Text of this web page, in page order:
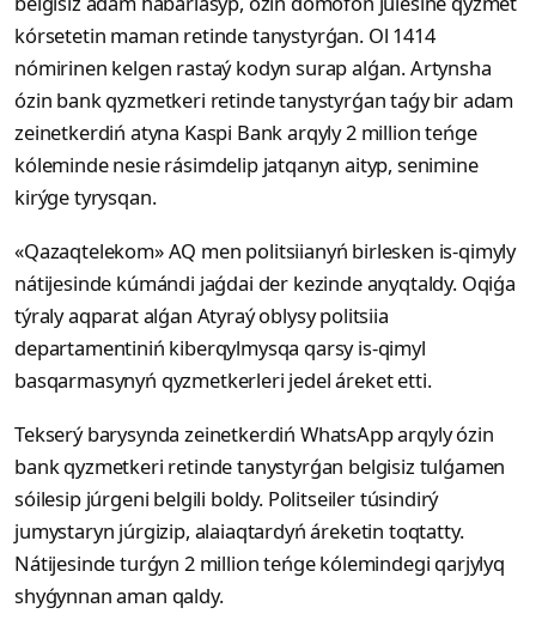
kórsetetin maman retinde tanystyrǵan. Ol 1414
nómirinen kelgen rastaý kodyn surap alǵan. Artynsha
ózin bank qyzmetkeri retinde tanystyrǵan taǵy bir adam
zeinetkerdiń atyna Kaspi Bank arqyly 2 million teńge
kóleminde nesie rásimdelip jatqanyn aityp, senimine
kirýge tyrysqan.
«Qazaqtelekom» AQ men politsiianyń birlesken is-qimyly
nátijesinde kúmándi jaǵdai der kezinde anyqtaldy. Oqiǵa
týraly aqparat alǵan Atyraý oblysy politsiia
departamentiniń kiberqylmysqa qarsy is-qimyl
basqarmasynyń qyzmetkerleri jedel áreket etti.
Tekserý barysynda zeinetkerdiń WhatsApp arqyly ózin
bank qyzmetkeri retinde tanystyrǵan belgisiz tulǵamen
sóilesip júrgeni belgili boldy. Politseiler túsindirý
jumystaryn júrgizip, alaiaqtardyń áreketin toqtatty.
Nátijesinde turǵyn 2 million teńge kólemindegi qarjylyq
shyǵynnan aman qaldy.